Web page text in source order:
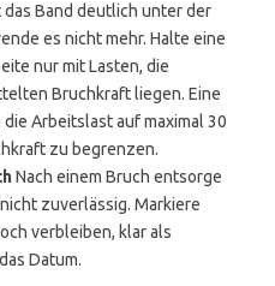
Band deutlich unter der
es nicht mehr. Halte eine
nur mit Lasten, die
Bruchkraft liegen. Eine
Arbeitslast auf maximal 30
zu begrenzen.
Nach einem Bruch entsorge
zuverlässig. Markiere
verbleiben, klar als
Datum.